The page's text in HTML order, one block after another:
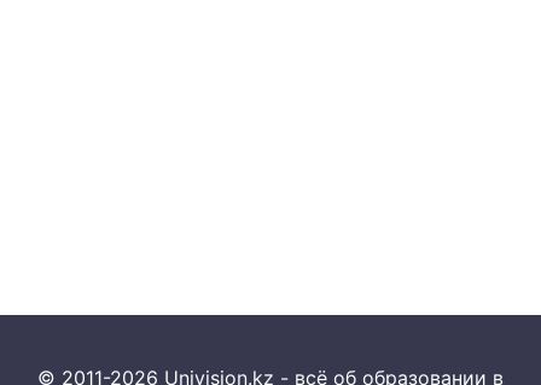
© 2011-2026 Univision.kz - всё об образовании в